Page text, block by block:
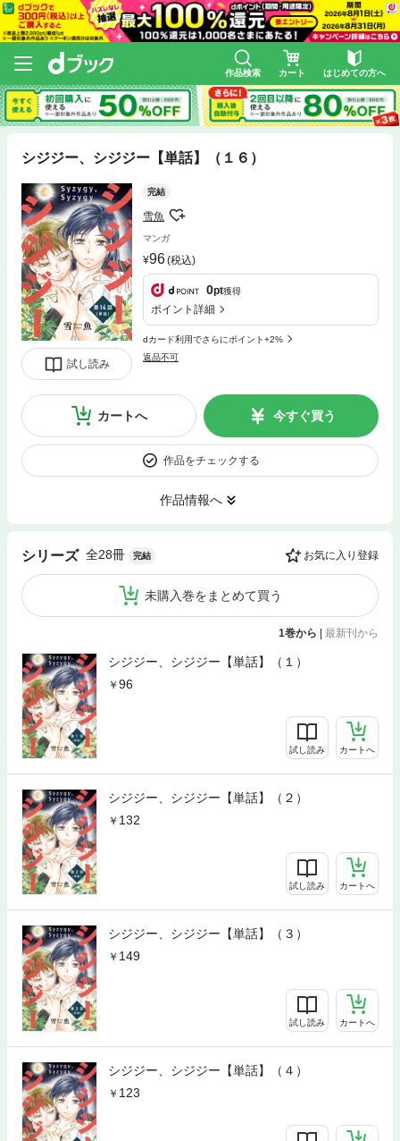
作品検索 カート はじめての方へ
シジジー、シジジー【単話】（１６）
試し読み
完結
雪魚
マンガ
96(税込)
0pt獲得
ポイント詳細
dカード利用でさらにポイント+2%
返品不可
カートへ 今すぐ買う
作品をチェックする
作品情報へ
シリーズ 全28冊 完結 お気に入り登録
未購入巻をまとめて買う
1巻から | 最新刊から
シジジー、シジジー【単話】（１）
96
試し読み カートへ
シジジー、シジジー【単話】（２）
132
試し読み カートへ
シジジー、シジジー【単話】（３）
149
試し読み カートへ
シジジー、シジジー【単話】（４）
123